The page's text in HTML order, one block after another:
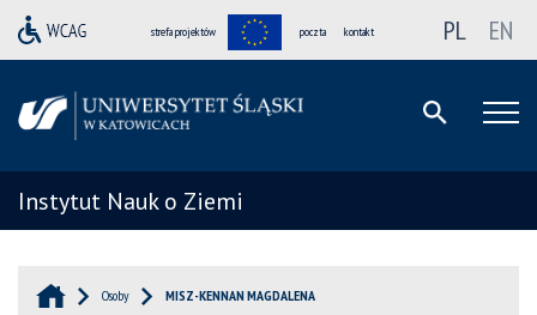
strefa projektów poczta kontakt PL EN
Instytut Nauk o Ziemi
Osoby MISZ-KENNAN MAGDALENA